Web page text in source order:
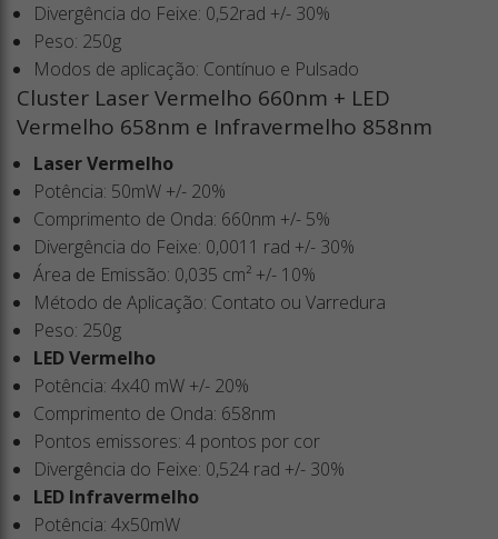
Divergência do Feixe: 0,52rad +/- 30%
Peso: 250g
Modos de aplicação: Contínuo e Pulsado
Cluster Laser Vermelho 660nm + LED
Vermelho 658nm e Infravermelho 858nm
Laser Vermelho
Potência: 50mW +/- 20%
Comprimento de Onda: 660nm +/- 5%
Divergência do Feixe: 0,0011 rad +/- 30%
Área de Emissão: 0,035 cm² +/- 10%
Método de Aplicação: Contato ou Varredura
Peso: 250g
LED Vermelho
Potência: 4x40 mW +/- 20%
Comprimento de Onda: 658nm
Pontos emissores: 4 pontos por cor
Divergência do Feixe: 0,524 rad +/- 30%
LED Infravermelho
Potência: 4x50mW